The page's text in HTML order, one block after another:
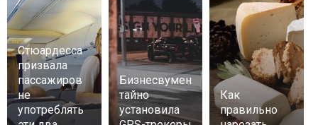
Стюардесса
призвала
пассажиров
не
употреблять
Бизнесвумен
тайно
установила
Как
правильно